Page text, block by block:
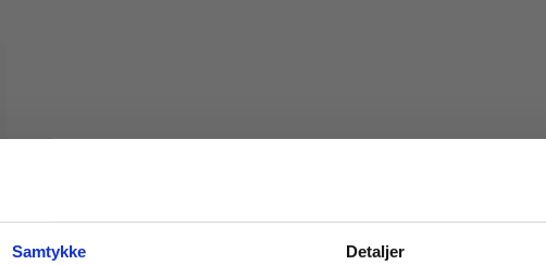
Samtykke Detaljer